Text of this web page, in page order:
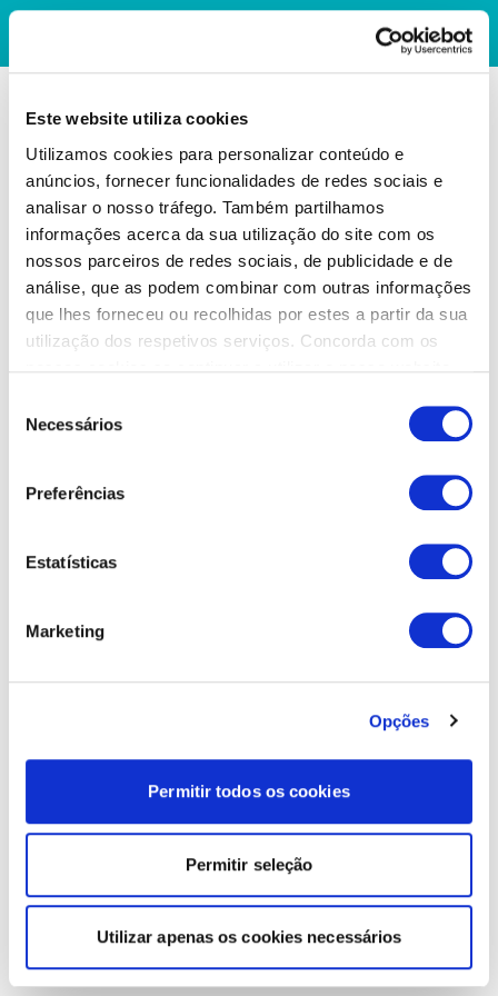
Este website utiliza cookies
Utilizamos cookies para personalizar conteúdo e
anúncios, fornecer funcionalidades de redes sociais e
analisar o nosso tráfego. Também partilhamos
informações acerca da sua utilização do site com os
nossos parceiros de redes sociais, de publicidade e de
análise, que as podem combinar com outras informações
que lhes forneceu ou recolhidas por estes a partir da sua
utilização dos respetivos serviços. Concorda com os
Necessários
Preferências
Estatísticas
Marketing
Opções
Permitir todos os cookies
Permitir seleção
Utilizar apenas os cookies necessários